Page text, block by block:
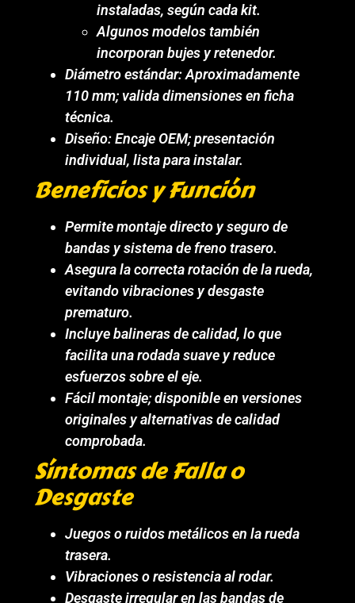
instaladas, según cada kit.
Algunos modelos también
incorporan bujes y retenedor.
Diámetro estándar: Aproximadamente
110 mm; valida dimensiones en ficha
técnica.
Diseño: Encaje OEM; presentación
individual, lista para instalar.
Beneficios y Función
Permite montaje directo y seguro de
bandas y sistema de freno trasero.
Asegura la correcta rotación de la rueda,
evitando vibraciones y desgaste
prematuro.
Incluye balineras de calidad, lo que
facilita una rodada suave y reduce
esfuerzos sobre el eje.
Fácil montaje; disponible en versiones
originales y alternativas de calidad
comprobada.
Síntomas de Falla o
Desgaste
Juegos o ruidos metálicos en la rueda
trasera.
Vibraciones o resistencia al rodar.
Desgaste irregular en las bandas de